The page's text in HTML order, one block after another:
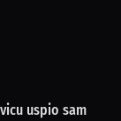
uspio sam